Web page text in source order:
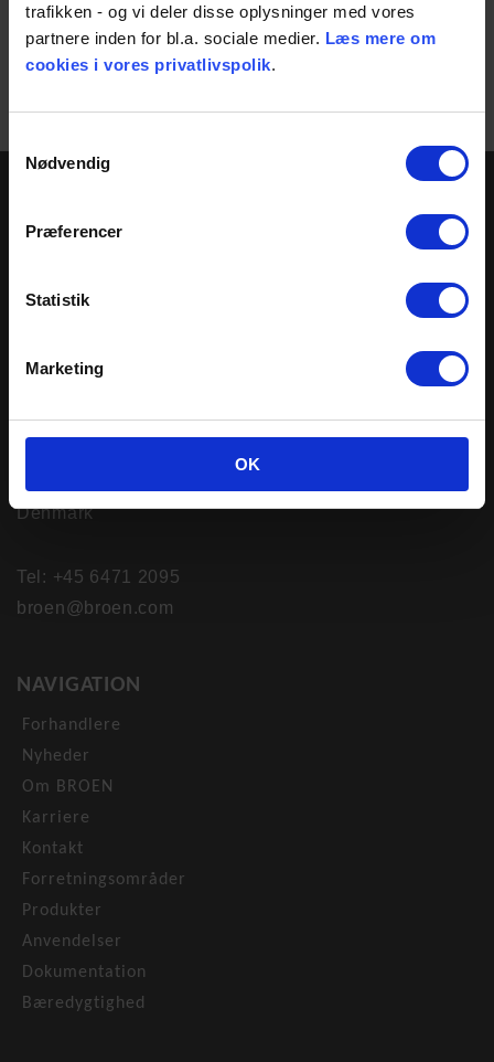
trafikken - og vi deler disse oplysninger med vores
partnere inden for bl.a. sociale medier. Læs mere om
cookies i vores privatlivspolik.
Nødvendig
Præferencer
Statistik
Marketing
OK
Share
NAVIGATION
Forhandlere
Nyheder
Om BROEN
Karriere
Kontakt
Forretningsområder
Produkter
Anvendelser
Dokumentation
Bæredygtighed
BROEN A/S
Denmark
Tel: +45 6471 2095
broen@broen.com